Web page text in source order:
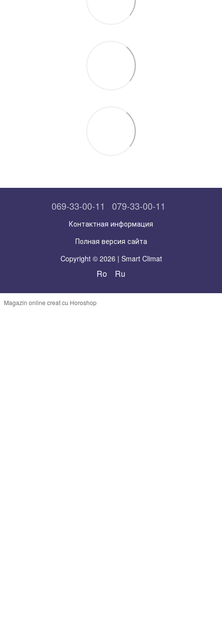
069-33-00-11 079-33-00-11
Контактная информация
Полная версия сайта
Copyright © 2026 | Smart Climat
Ro Ru
Magazin online creat cu Horoshop